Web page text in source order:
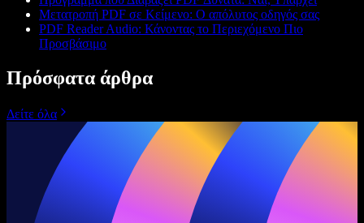
Μετατροπή PDF σε Κείμενο: Ο απόλυτος οδηγός σας
PDF Reader Audio: Κάνοντας το Περιεχόμενο Πιο
Προσβάσιμο
Πρόσφατα άρθρα
Δείτε όλα